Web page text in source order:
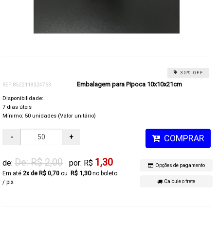
35% OFF
REF: 8522118324763 Embalagem para Pipoca 10x10x21cm
Disponibilidade:
7 dias úteis
Mínimo: 50 unidades (Valor unitário)
- + COMPRAR
de: De: R$ 2,00 por: R$ 1,30
2x de R$ 0,70 R$ 1,30no boleto
/ pix
Opções de pagamento
Calcule o frete